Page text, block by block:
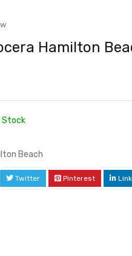
Hamilton
Stock
Beach
Twitter Pinterest